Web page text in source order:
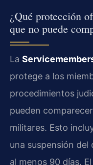
¿Qué protección
que no puede
La
protege a los
procedimientos
pueden
militares. Esto
una suspensión
al menos 90 días.